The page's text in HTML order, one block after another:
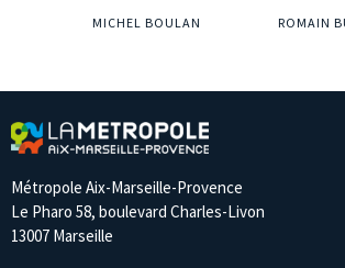
MICHEL BOULAN ROMAIN
Métropole Aix-Marseille-Provence
Le Pharo 58, boulevard Charles-Livon
13007 Marseille